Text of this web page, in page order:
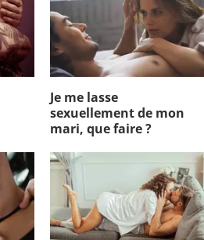
Je me lasse
sexuellement de mon
mari, que faire ?